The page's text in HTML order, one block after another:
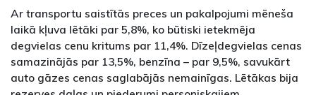
Ar transportu saistītās preces un pakalpojumi mēneša
laikā kļuva lētāki par 5,8%, ko būtiski ietekmēja
degvielas cenu kritums par 11,4%. Dīzeļdegvielas cenas
samazinājās par 13,5%, benzīna – par 9,5%, savukārt
auto gāzes cenas saglabājās nemainīgas. Lētākas bija